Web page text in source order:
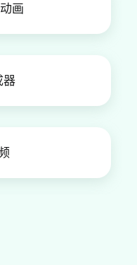
画
器